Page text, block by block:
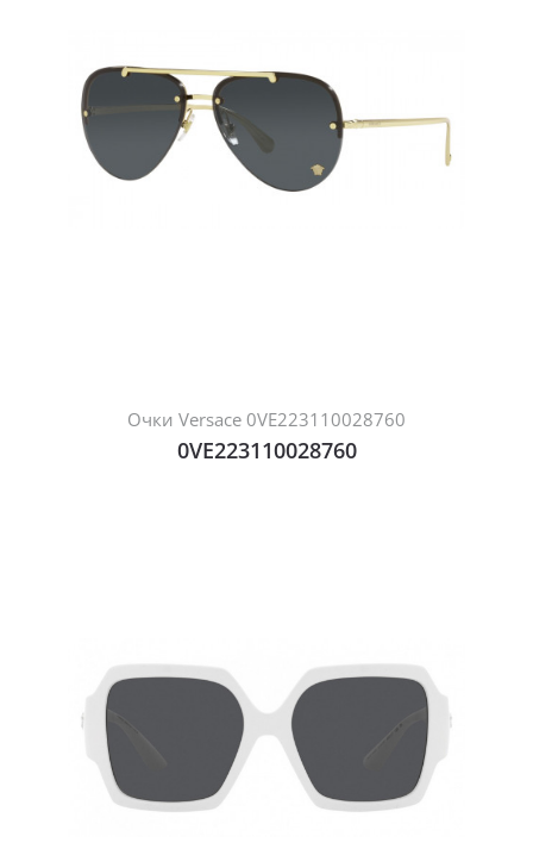
Очки Versace 0VE223110028760
0VE223110028760